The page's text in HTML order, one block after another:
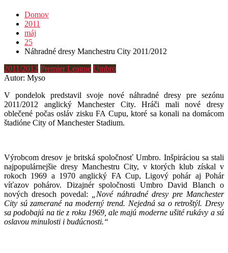
Domov
2011
máj
25
Náhradné dresy Manchestru City 2011/2012
2011/2012 Premier League Umbro
Autor: Myso
V pondelok predstavil svoje nové náhradné dresy pre sezónu
2011/2012 anglický Manchester City. Hráči mali nové dresy
oblečené počas osláv zisku FA Cupu, ktoré sa konali na domácom
štadióne City of Manchester Stadium.
Výrobcom dresov je britská spoločnosť Umbro. Inšpiráciou sa stali
najpopulárnejšie dresy Manchestru City, v ktorých klub získal v
rokoch 1969 a 1970 anglický FA Cup, Ligový pohár aj Pohár
víťazov pohárov. Dizajnér spoločnosti Umbro David Blanch o
nových dresoch povedal:
„Nové náhradné dresy pre Manchester
City sú zamerané na moderný trend. Nejedná sa o retroštýl. Dresy
sa podobajú na tie z roku 1969, ale majú moderne ušité rukávy a sú
oslavou minulosti i budúcnosti.“